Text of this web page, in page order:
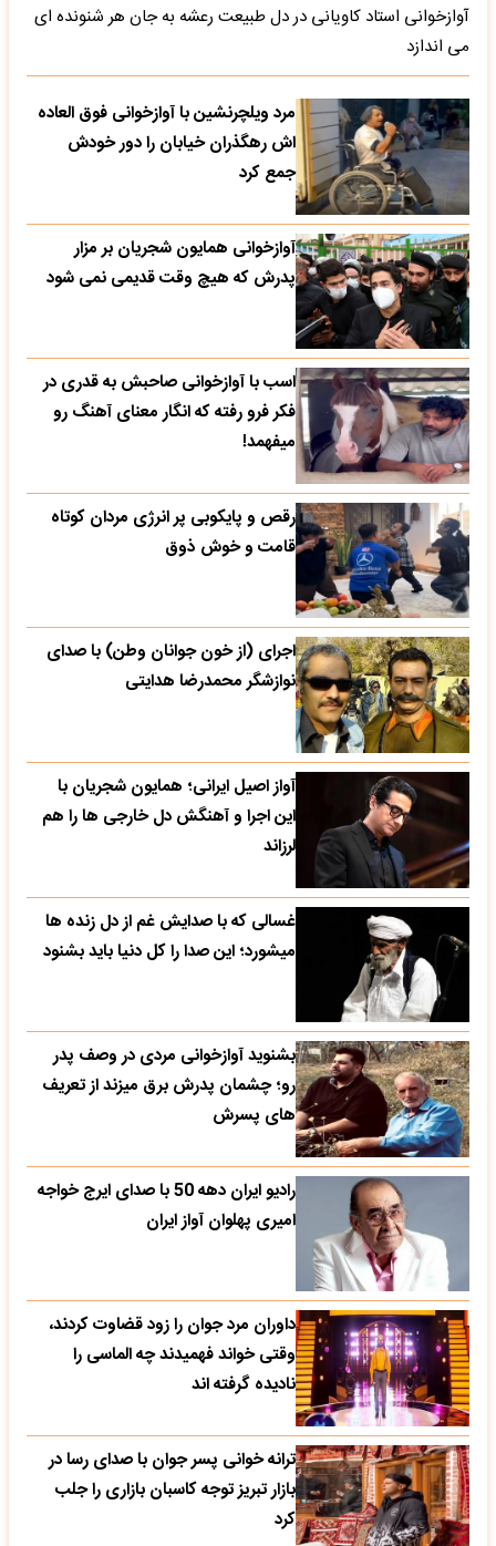
آوازخوانی استاد کاویانی در دل طبیعت رعشه به جان هر شنونده ای
می اندازد
مرد ویلچرنشین با آوازخوانی فوق العاده
اش رهگذران خیابان را دور خودش
جمع کرد
آوازخوانی همایون شجریان بر مزار
پدرش که هیچ وقت قدیمی نمی شود
اسب با آوازخوانی صاحبش به قدری در
فکر فرو رفته که انگار معنای آهنگ رو
میفهمد!
رقص و پایکوبی پر انرژی مردان کوتاه
قامت و خوش ذوق
اجرای (از خون جوانان وطن) با صدای
نوازشگر محمدرضا هدایتی
آواز اصیل ایرانی؛ همایون شجریان با
این اجرا و آهنگش دل خارجی ها را هم
لرزاند
غسالی که با صدایش غم از دل زنده ها
میشورد؛ این صدا را کل دنیا باید بشنود
بشنوید آوازخوانی مردی در وصف پدر
رو؛ چشمان پدرش برق میزند از تعریف
های پسرش
رادیو ایران دهه 50 با صدای ایرج خواجه
امیری پهلوان آواز ایران
داوران مرد جوان را زود قضاوت کردند،
وقتی خواند فهمیدند چه الماسی را
نادیده گرفته اند
ترانه خوانی پسر جوان با صدای رسا در
بازار تبریز توجه کاسبان بازاری را جلب
کرد